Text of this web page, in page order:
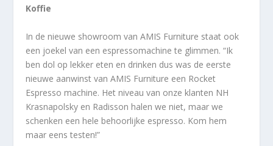
Koffie
In de nieuwe showroom van AMIS Furniture staat ook
een joekel van een espressomachine te glimmen. “Ik
ben dol op lekker eten en drinken dus was de eerste
nieuwe aanwinst van AMIS Furniture een Rocket
Espresso machine. Het niveau van onze klanten NH
Krasnapolsky en Radisson halen we niet, maar we
schenken een hele behoorlijke espresso. Kom hem
maar eens testen!”